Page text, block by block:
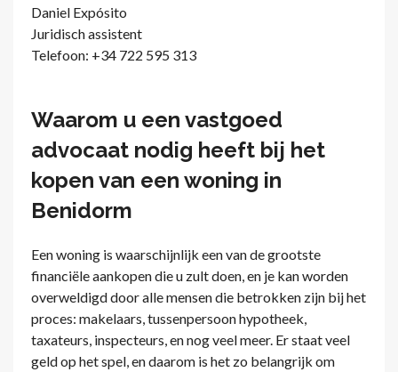
Daniel Expósito
Juridisch assistent
Telefoon: +34 722 595 313
Waarom u een vastgoed
advocaat nodig heeft bij het
kopen van een woning in
Benidorm
Een woning is waarschijnlijk een van de grootste
financiële aankopen die u zult doen, en je kan worden
overweldigd door alle mensen die betrokken zijn bij het
proces: makelaars, tussenpersoon hypotheek,
taxateurs, inspecteurs, en nog veel meer. Er staat veel
geld op het spel, en daarom is het zo belangrijk om